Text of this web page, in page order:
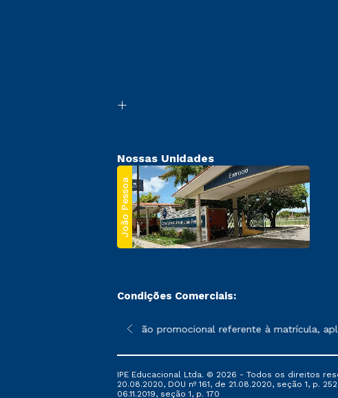
Nossas Unidades
João Pessoa
Condições Comerciais:
sofrer alterações nos períodos de rematrícula conforme
*A condição promocional referente à matrícula,
IPE Educacional Ltda. © 2026 - Todos os direitos
20.08.2020, DOU nº 161, de 21.08.2020, seção 1, p.
06.11.2019, seção 1, p. 170